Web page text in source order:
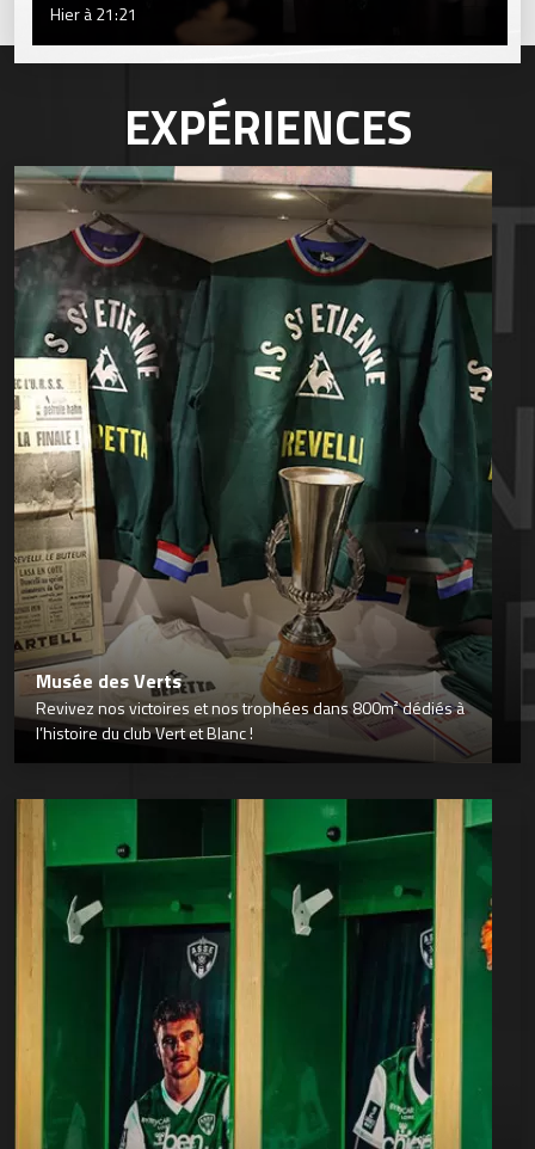
Hier à 21:21
EXPÉRIENCES
Musée des Verts
Revivez nos victoires et nos trophées dans 800m² dédiés à
l’histoire du club Vert et Blanc !